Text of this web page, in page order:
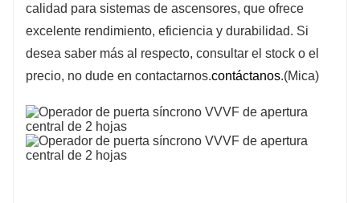
calidad para sistemas de ascensores, que ofrece
excelente rendimiento, eficiencia y durabilidad. Si
desea saber más al respecto, consultar el stock o el
precio, no dude en contactarnos.contáctanos.(Mica)